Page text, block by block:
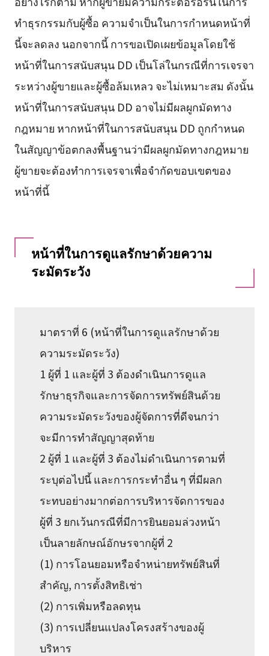
ทำธุรกรรมกับผู้ซื้อ ความจำเป็นในการกำหนดหน้าที่
นี้จะลดลง นอกจากนี้ การขอเปิดเผยข้อมูลโดยใช้
หน้าที่ในการสนับสนุน DD เป็นโล่ในกรณีที่การเจรจา
ระหว่างผู้ขายและผู้ซื้อล้มเหลว จะไม่เหมาะสม ดังนั้น
หน้าที่ในการสนับสนุน DD อาจไม่มีผลผูกมัดทาง
กฎหมาย หากหน้าที่ในการสนับสนุน DD ถูกกำหนด
ในสัญญาข้อตกลงพื้นฐานว่ามีผลผูกมัดทางกฎหมาย
ผู้ขายจะต้องทำการเจรจาเพื่อจำกัดขอบเขตของ
หน้าที่นี้
หน้าที่ในการดูแลรักษาด้วยความ
ระมัดระวัง
มาตราที่ 6 (หน้าที่ในการดูแลรักษาด้วย
ความระมัดระวัง)
1 ผู้ที่ 1 และผู้ที่ 3 ต้องดำเนินการดูแล
รักษาธุรกิจและการจัดการทรัพย์สินด้วย
ความระมัดระวังของผู้จัดการที่ดีจนกว่า
จะมีการทำสัญญาสุดท้าย
2 ผู้ที่ 1 และผู้ที่ 3 ต้องไม่ดำเนินการตามที่
ระบุต่อไปนี้ และการกระทำอื่น ๆ ที่มีผลก
ระทบอย่างมากต่อการบริหารจัดการของ
ผู้ที่ 3 ยกเว้นกรณีที่มีการยินยอมล่วงหน้า
เป็นลายลักษณ์อักษรจากผู้ที่ 2
(1) การโอนยอมหรือจำหน่ายทรัพย์สินที่
สำคัญ, การตั้งสิทธิเช่า
(2) การเพิ่มหรือลดทุน
(3) การเปลี่ยนแปลงโครงสร้างของผู้
บริหาร